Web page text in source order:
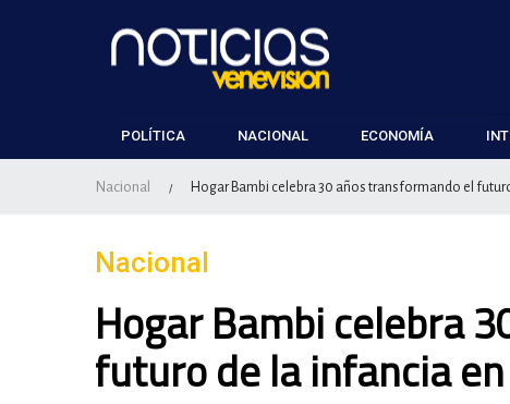
POLÍTICA NACIONAL ECONOMÍA
Nacional / Hogar Bambi celebra 30 años transformando el
Nacional
Hogar Bambi celebra
futuro de la infancia